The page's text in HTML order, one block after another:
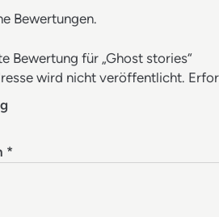
Bewertungen.
Bewertung für „Ghost stories“
wird nicht veröffentlicht.
*